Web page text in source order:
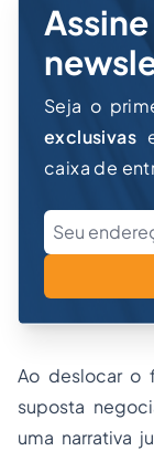
Seja o
exclusivas
caixa de
Ao deslocar o
suposta
uma narrativa